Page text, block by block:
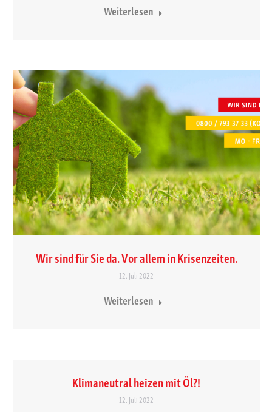
Weiterlesen
Wir sind für Sie da. Vor allem in Krisenzeiten.
12. Juli 2022
Weiterlesen
Klimaneutral heizen mit Öl?!
12. Juli 2022